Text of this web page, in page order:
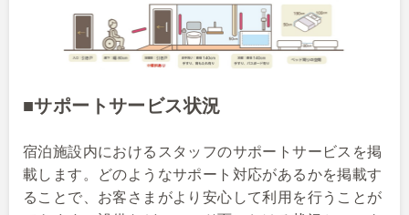
■サポートサービス状況
宿泊施設内におけるスタッフのサポートサービスを掲
載します。どのようなサポート対応があるかを掲載す
ることで、お客さまがより安心して利用を行うことが